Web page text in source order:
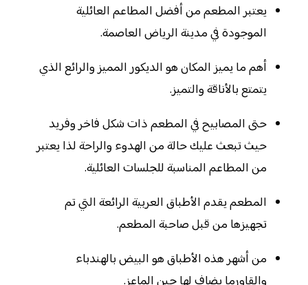
يعتبر المطعم من أفضل المطاعم العائلية
الموجودة في مدينة الرياض العاصمة.
أهم ما يميز المكان هو الديكور المميز والرائع الذي
يتمتع بالأناقة والتميز.
حتى المصابيح في المطعم ذات شكل فاخر وفريد
حيث تبعث عليك حالة من الهدوء والراحة لذا يعتبر
من المطاعم المناسبة للجلسات العائلية.
المطعم يقدم الأطباق العربية الرائعة التي تم
تجهيزها من قبل صاحبة المطعم.
من أشهر هذه الأطباق هو البيض بالهندباء